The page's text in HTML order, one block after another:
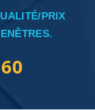
PRIX